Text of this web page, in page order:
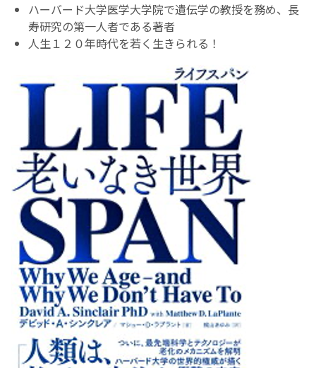
ハーバード大学医学大学院で遺伝学の教授を務め、長
寿研究の第一人者である著者
人生１２０年時代を若く生きられる！